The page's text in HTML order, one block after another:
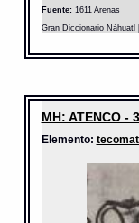
Fuente:1611 Arenas
Gran Diccionario
MH: ATENCO -
Elemento: